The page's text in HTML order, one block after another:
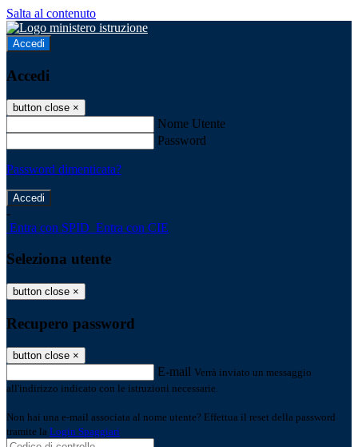
Salta al contenuto
Accedi
Accedi
button close ×
Nome Utente
Password
Password dimenticata?
-
Entra con SPID Entra con CIE
Seleziona utente
button close ×
Recupero password
button close ×
E-mail Verrà inviato un messaggio
all'indirizzo indicato con le istruzioni necessarie.
Non hai una e-mail associata al nome utente? Effettua il reset della password
tramite la Login Spaggiari